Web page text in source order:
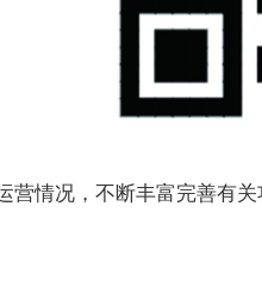
营情况，不断丰富完善有